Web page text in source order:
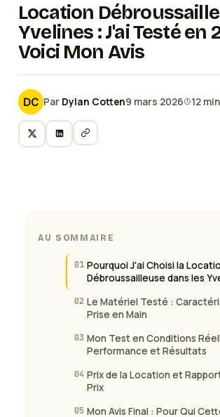
Location
Yvelines : J'ai Testé en
Voici Mon Avis
Par Dylan Cotten9 mars 2026 12
AU SOMMAIRE
01 Pourquoi J'ai Choisi la
Débroussailleuse dans les
02 Le Matériel Testé :
Prise en Main
03 Mon Test en Conditions
Performance et Résultats
04 Prix de la Location et
Prix
05 Mon Avis Final : Pour Qui